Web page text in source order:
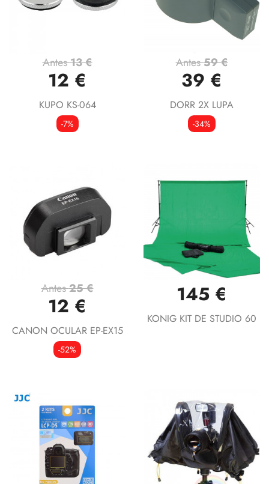
Antes13 €
12 €
KUPO KS-064
-7%
Antes59 €
39 €
DORR 2X LUPA
-34%
Antes25 €
12 €
CANON OCULAR EP-EX15
-52%
145 €
KONIG KIT DE STUDIO 60